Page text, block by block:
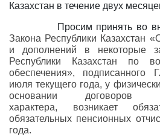
Казахстан в течение двух
Просим принять во
Закона Республики Казахстан
и дополнений в некоторые
Республики Казахстан по
обеспечения», подписанного
июля текущего года, у
основании договоров
характера, возникает
обязательных пенсионных
года.